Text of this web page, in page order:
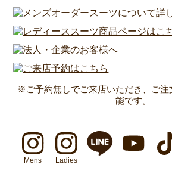
※ご予約無しでご来店いただき、ご注
能です。
Mens Ladies